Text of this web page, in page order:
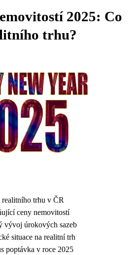
2025: Co
trhu?
realitního trhu v ČR
ceny nemovitostí
vývoj úrokových sazeb
situace na realitní trh
poptávka v roce 2025